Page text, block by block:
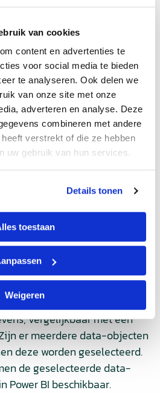
van cookies
content en advertenties te
voor social media te bieden
te analyseren. Ook delen we
van onze site met onze
adverteren en analyse. Deze
combineren met andere
verstrekt of die ze hebben
uw gebruik van hun services.
Details tonen
toestaan
Weigeren
de data via een URL
in Power BI. Na het invoeren
de databron en eventuele
autorisatie) is de verbinding
databron gelegd.
de OData-feed
de ingevoerde URL en
er één of meerdere data-
data-object is een
vergelijkbaar met een
er meerdere data-objecten
deze worden geselecteerd.
de geselecteerde data-
Power BI beschikbaar.